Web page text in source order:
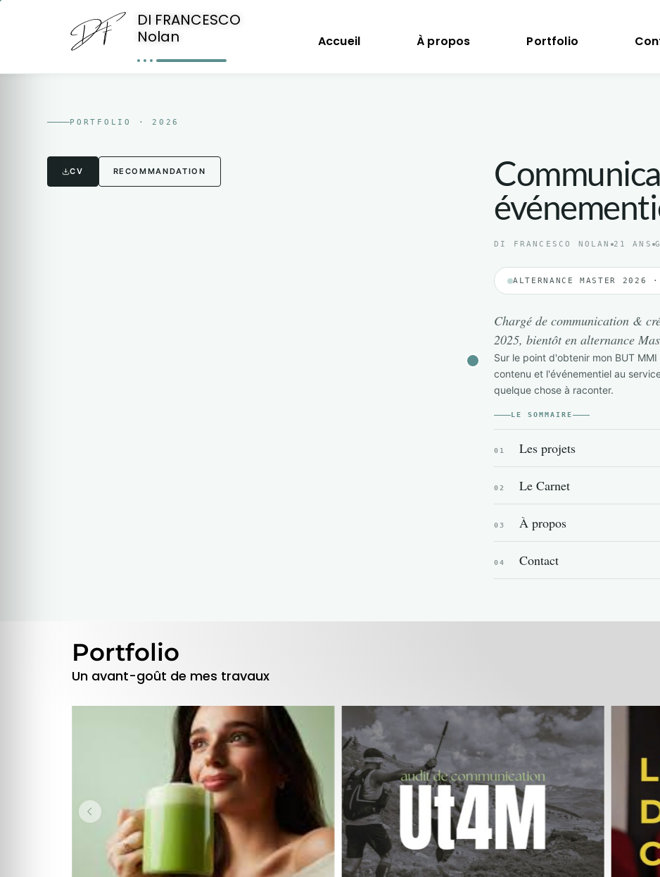
DI FRANCESCO
Nolan
Accueil À propos Portfolio
PORTFOLIO ·2026
N · DF —
CV RECOMMANDATION
DI FRANCESCO NOLAN 21 ANS
ALTERNANCE MASTER 2026
Chargé de communication &
2025, bientôt en alternance
Sur le point d'obtenir mon BUT
contenu et l'événementiel au
quelque chose à raconter.
LE SOMMAIRE
01 Les projets
02 Le Carnet
03 À propos
04 Contact
Portfolio
Un avant-goût de mes travaux